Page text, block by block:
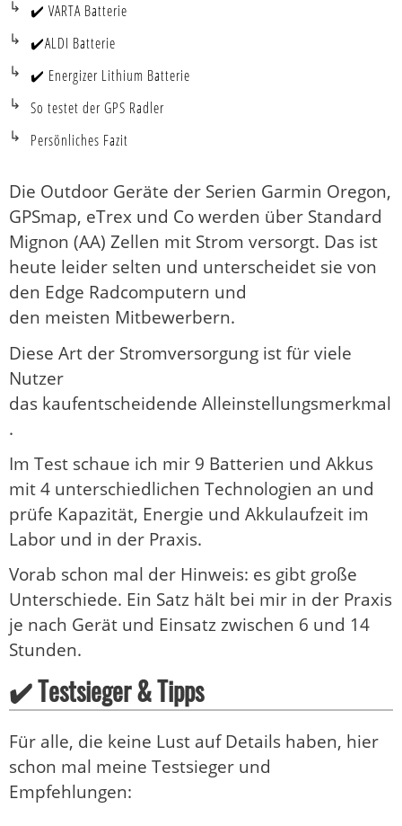
Die Outdoor Geräte der Serien Garmin Oregon,
GPSmap, eTrex und Co werden über Standard
Mignon (AA) Zellen mit Strom versorgt. Das ist
heute leider selten und unterscheidet sie von
den Edge Radcomputern und
den meisten Mitbewerbern.
Diese Art der Stromversorgung ist für viele
Nutzer
das kaufentscheidende Alleinstellungsmerkmal
.
Im Test schaue ich mir 9 Batterien und Akkus
mit 4 unterschiedlichen Technologien an und
prüfe Kapazität, Energie und Akkulaufzeit im
Labor und in der Praxis.
Vorab schon mal der Hinweis: es gibt große
Unterschiede. Ein Satz hält bei mir in der Praxis
je nach Gerät und Einsatz zwischen 6 und 14
Stunden.
✔️ Testsieger & Tipps
Für alle, die keine Lust auf Details haben, hier
schon mal meine Testsieger und
Empfehlungen:
✔️ VARTA Batterie
✔️ALDI Batterie
✔️ Energizer Lithium Batterie
So testet der GPS Radler
Persönliches Fazit